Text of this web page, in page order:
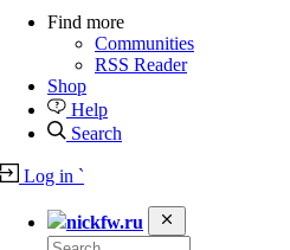
Find more
Communities
RSS Reader
Shop
Help
Search
Log in `
nickfw.ru